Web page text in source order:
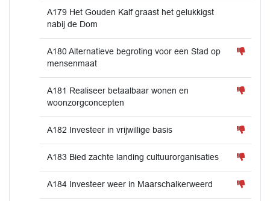
A179 Het Gouden Kalf graast het gelukkigst
nabij de Dom
A180 Alternatieve begroting voor een Stad op
mensenmaat
A181 Realiseer betaalbaar wonen en
woonzorgconcepten
A182 Investeer in vrijwillige basis
A183 Bied zachte landing cultuurorganisaties
A184 Investeer weer in Maarschalkerweerd